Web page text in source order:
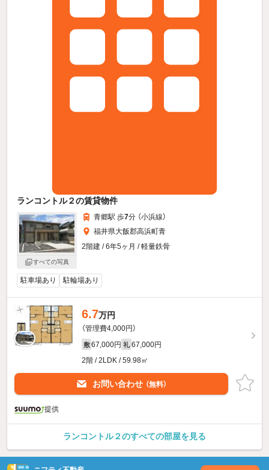
ランコントル２の賃貸物件
すべての写真
青郷駅 歩7分 （小浜線）
福井県大飯郡高浜町青
2階建 / 6年5ヶ月 / 軽量鉄骨
駐車場あり 駐輪場あり
6.7万円
（管理費4,000円）
敷 67,000円 礼 67,000円
2階 / 2LDK / 59.98㎡
お問い合わせ （無料）
提供
ランコントル２のすべての部屋を見る